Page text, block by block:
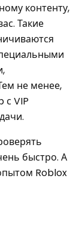
контенту,
Такие
не менее,
с VIP
быстро. А
Roblox